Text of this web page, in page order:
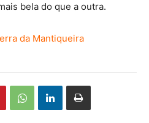
bela do que a outra.
da Mantiqueira